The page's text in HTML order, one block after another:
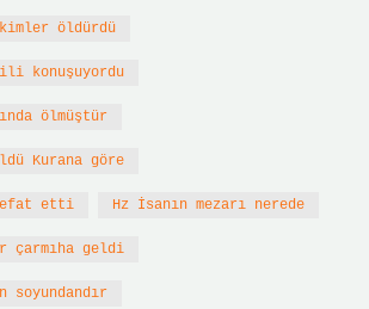
öldürdü
konuşuyordu
ölmüştür
Kurana göre
etti Hz İsanın mezarı nerede
çarmıha geldi
soyundandır